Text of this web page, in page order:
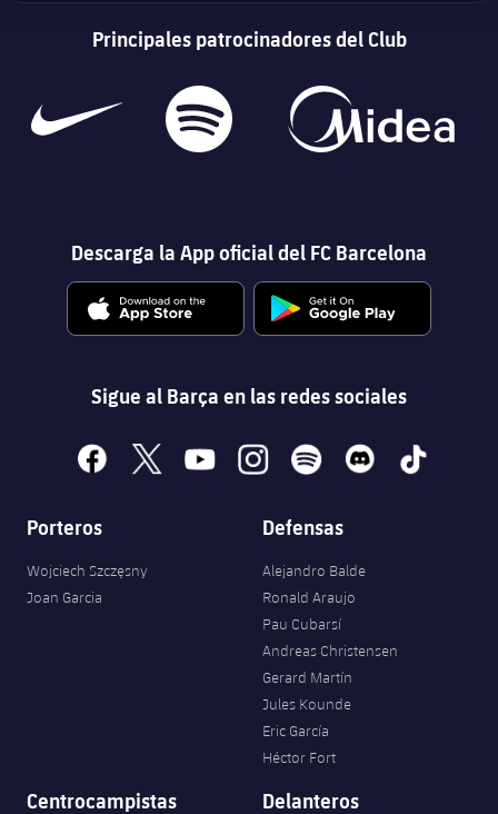
Principales patrocinadores del Club
Descarga la App oficial del FC Barcelona
Sigue al Barça en las redes sociales
facebook
x youtubeinstagramspotify discord tiktok
Porteros
Wojciech Szczęsny
Joan Garcia
Defensas
Alejandro Balde
Ronald Araujo
Pau Cubarsí
Andreas Christensen
Gerard Martín
Jules Kounde
Eric García
Héctor Fort
Centrocampistas Delanteros